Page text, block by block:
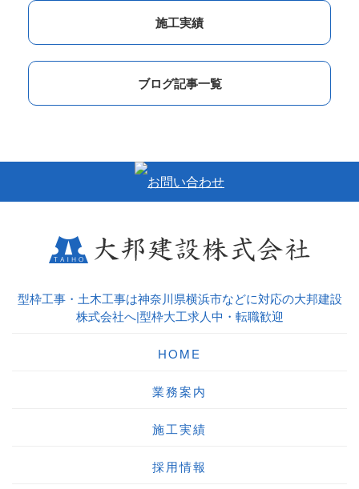
施工実績
ブログ記事一覧
型枠工事・土木工事は神奈川県横浜市などに対応の大邦建設
株式会社へ|型枠大工求人中・転職歓迎
HOME
業務案内
施工実績
採用情報